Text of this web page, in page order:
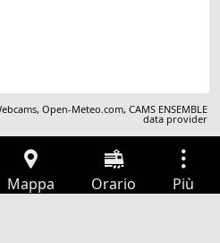
,Open-Meteo.com,CAMS ENSEMBLE
data provider
Mappa Orario Più